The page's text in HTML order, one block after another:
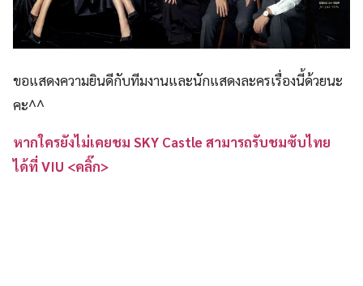
ขอแสดงความยินดีกับทีมงานและนักแสดงละครเรื่องนี้ด้วยนะ
คะ^^
หากใครยังไม่เคยชม SKY Castle สามารถรับชมซับไทย
ได้ที่ VIU <คลิ๊ก>